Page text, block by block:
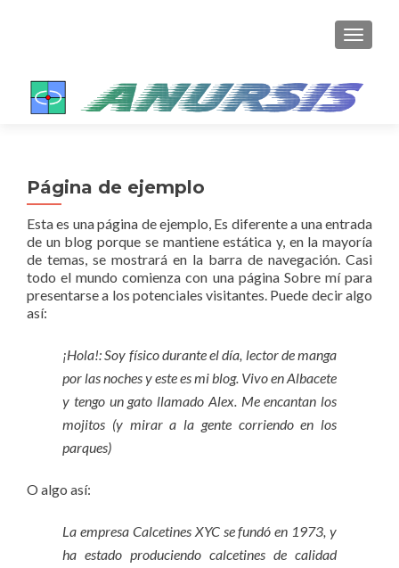
Página de ejemplo
Esta es una página de ejemplo, Es diferente a una entrada
de un blog porque se mantiene estática y, en la mayoría
de temas, se mostrará en la barra de navegación. Casi
todo el mundo comienza con una página Sobre mí para
presentarse a los potenciales visitantes. Puede decir algo
así:
¡Hola!: Soy físico durante el día, lector de manga
por las noches y este es mi blog. Vivo en Albacete
y tengo un gato llamado Alex. Me encantan los
mojitos (y mirar a la gente corriendo en los
parques)
O algo así:
La empresa Calcetines XYC se fundó en 1973, y
ha estado produciendo calcetines de calidad